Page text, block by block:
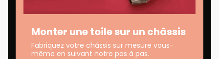
Monter une toile sur un châssis
Fabriquez votre châssis sur mesure vous-
même en suivant notre pas à pas.